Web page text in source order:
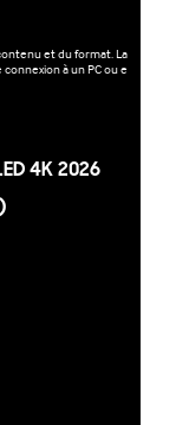
et du format. La
à un PC ou e
4K 2026